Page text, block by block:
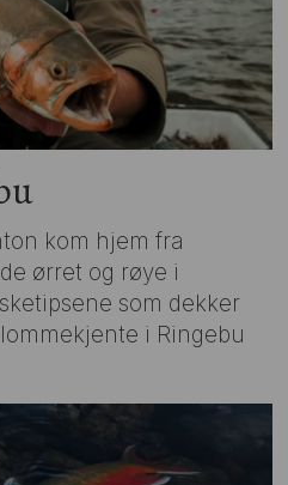
kom hjem fra
ørret og røye i
som dekker
i Ringebu